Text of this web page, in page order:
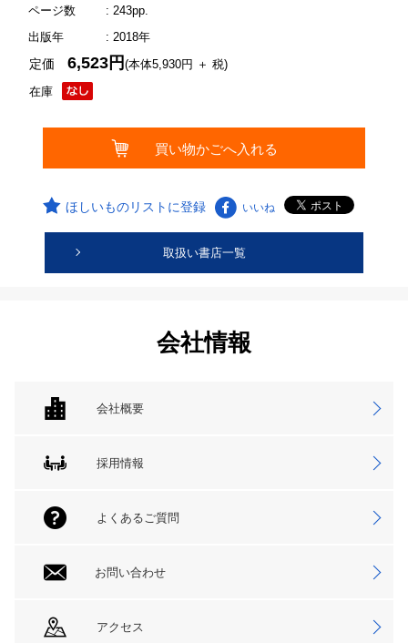
ページ数
: 243pp.
出版年
: 2018年
在庫
定価6,523円(本体5,930円 ＋ 税)
ほしいものリストに登録 いいね
取扱い書店一覧
会社情報
会社概要
採用情報
よくあるご質問
お問い合わせ
アクセス